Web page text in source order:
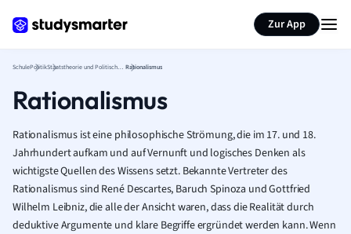
Zur App
SchulePolitik Staatstheorie und Politische Theorie Rationalismus
Rationalismus
Rationalismus ist eine philosophische Strömung, die im 17. und 18.
Jahrhundert aufkam und auf Vernunft und logisches Denken als
wichtigste Quellen des Wissens setzt. Bekannte Vertreter des
Rationalismus sind René Descartes, Baruch Spinoza und Gottfried
Wilhelm Leibniz, die alle der Ansicht waren, dass die Realität durch
deduktive Argumente und klare Begriffe ergründet werden kann. Wenn
Seite zusammenfassen